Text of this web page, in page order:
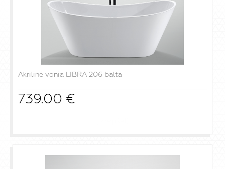
Akrilinė vonia LIBRA 206 balta
739.00 €